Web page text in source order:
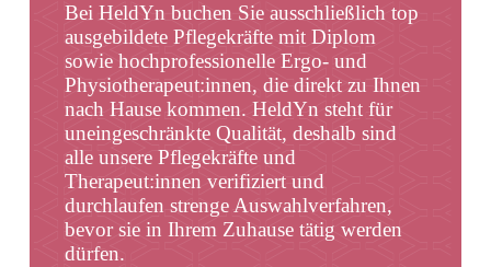
Bei HeldYn buchen Sie ausschließlich top
ausgebildete Pflegekräfte mit Diplom
sowie hochprofessionelle Ergo- und
Physiotherapeut:innen, die direkt zu Ihnen
nach Hause kommen. HeldYn steht für
uneingeschränkte Qualität, deshalb sind
alle unsere Pflegekräfte und
Therapeut:innen verifiziert und
durchlaufen strenge Auswahlverfahren,
bevor sie in Ihrem Zuhause tätig werden
dürfen.